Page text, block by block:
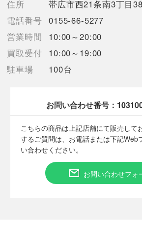
【備考/コメント】
使用にともなう若干のキズ、ヨゴレはござ
ージは無い状態です。
■状態等は画像をご確認・ご参照下さい。
■弊社（株式会社オカモト）を装った偽装
弊社（株式会社オカモト）の商品画像や
装サイト』を確認しておりますが、
当店とは一切関係がございませんのでご注
住所 帯広市西21条南3丁目
電話番号 0155-66-5277
営業時間
10:00～20:00
買取受付
10:00～19:00
駐車場
100台
お問い合わせ番号：
こちらの商品は上記店舗にて販売して
するご質問は、お電話または下記Web
い合わせください。
お問い合わせフォ